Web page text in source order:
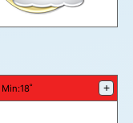
Min:18˚ +